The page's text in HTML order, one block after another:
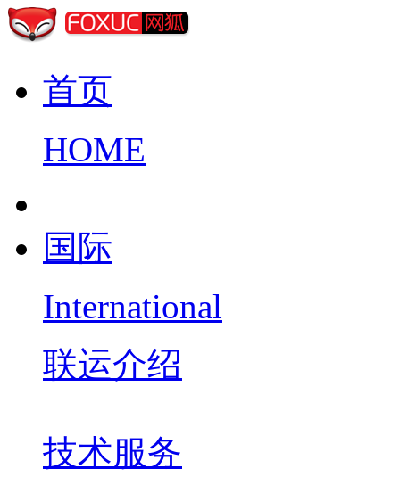
首页
HOME
国际
International
联运介绍
技术服务